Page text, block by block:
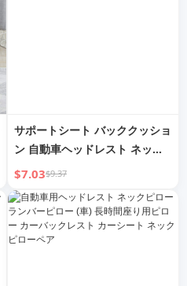
サポートシート バッククッショ
ン 自動車ヘッドレスト ネック
ピロー
$7.03$9.37